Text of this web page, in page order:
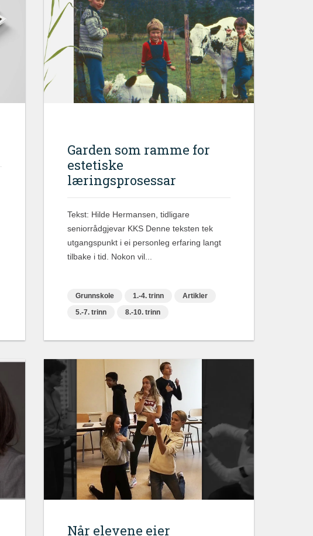
Garden som ramme for
estetiske
læringsprosessar
Tekst: Hilde Hermansen, tidligare
seniorrådgjevar KKS Denne teksten tek
utgangspunkt i ei personleg erfaring langt
tilbake i tid. Nokon vil...
Grunnskole 1.-4. trinn
Artikler
5.-7. trinn
8.-10. trinn
Når elevene eier